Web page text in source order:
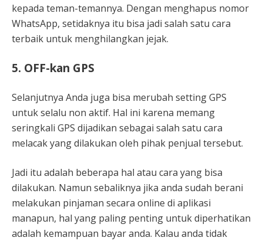
kepada teman-temannya. Dengan menghapus nomor
WhatsApp, setidaknya itu bisa jadi salah satu cara
terbaik untuk menghilangkan jejak.
5. OFF-kan GPS
Selanjutnya Anda juga bisa merubah setting GPS
untuk selalu non aktif. Hal ini karena memang
seringkali GPS dijadikan sebagai salah satu cara
melacak yang dilakukan oleh pihak penjual tersebut.
Jadi itu adalah beberapa hal atau cara yang bisa
dilakukan. Namun sebaliknya jika anda sudah berani
melakukan pinjaman secara online di aplikasi
manapun, hal yang paling penting untuk diperhatikan
adalah kemampuan bayar anda. Kalau anda tidak